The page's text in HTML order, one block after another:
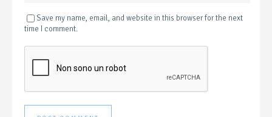
Save my name, email, and website in this browser for the next
time I comment.